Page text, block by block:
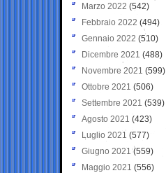
Marzo 2022 (542)
Febbraio 2022 (494)
Gennaio 2022 (510)
Dicembre 2021 (488)
Novembre 2021 (599)
Ottobre 2021 (506)
Settembre 2021 (539)
Agosto 2021 (423)
Luglio 2021 (577)
Giugno 2021(559)
Maggio 2021 (556)